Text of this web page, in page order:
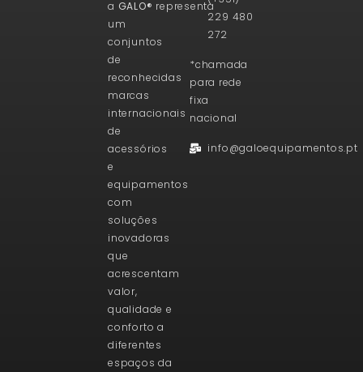
a GALO® representa
um
conjuntos
de
reconhecidas
marcas
internacionais
de
acessórios
e
equipamentos
com
soluções
inovadoras
que
acrescentam
valor,
qualidade e
conforto a
diferentes
espaços da
229 480
272
*chamada
para rede
fixa
nacional
info@galoequipamentos.pt